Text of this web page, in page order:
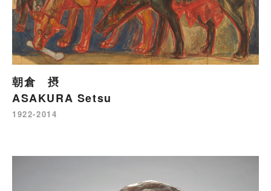
朝倉 摂
ASAKURA Setsu
1922-2014